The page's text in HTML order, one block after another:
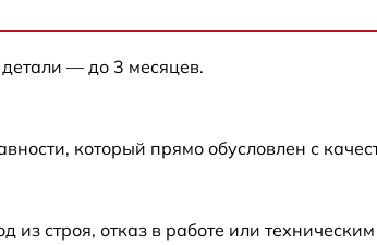
— до 3 месяцев.
который прямо обусловлен с
строя, отказ в работе или